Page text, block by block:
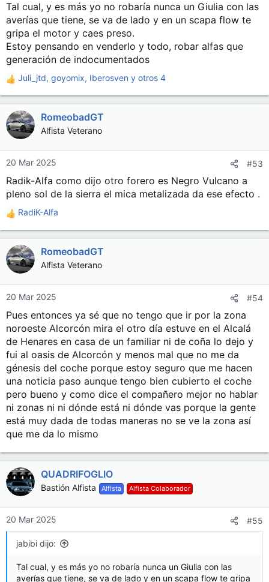
Tal cual, y es más yo no robaría nunca un Giulia con las
averías que tiene, se va de lado y en un scapa flow te
gripa el motor y caes preso.
Estoy pensando en venderlo y todo, robar alfas que
generación de indocumentados
R
e
a
c
c
o
n
s
:
Juli_jtd, goyomix, Iberosven y otros 4
RomeobadGT
Alfista Veterano
20 Mar 2025 #53
Radik-Alfa como dijo otro forero es Negro Vulcano a
pleno sol de la sierra el mica metalizada da ese efecto .
R
e
a
c
c
o
n
s
:
RadiK-Alfa
RomeobadGT
Alfista Veterano
20 Mar 2025 #54
Pues entonces ya sé que no tengo que ir por la zona
noroeste Alcorcón mira el otro día estuve en el Alcalá
de Henares en casa de un familiar ni de coña lo dejo y
fui al oasis de Alcorcón y menos mal que no me da
génesis del coche porque estoy seguro que me hacen
una noticia paso aunque tengo bien cubierto el coche
pero bueno y como dice el compañero mejor no hablar
ni zonas ni ni dónde está ni dónde vas porque la gente
está muy dada de todas maneras no se ve la zona así
que me da lo mismo
QUADRIFOGLIO
Bastión Alfista Alfista Alfista Colaborador
20 Mar 2025 #55
jabibi dijo:
Tal cual, y es más yo no robaría nunca un Giulia con las
averías que tiene, se va de lado y en un scapa flow te gripa